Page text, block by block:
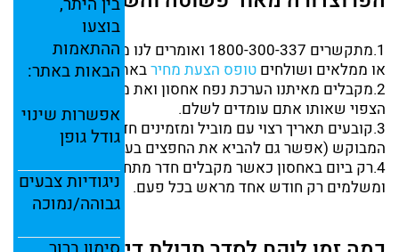
בוצעו
ההתאמות
הבאותבאתר:
אפשרות שינוי
גודלגופן
ניגודיותצבעים
גבוהה/נמוכה
1.מתקשרים 1800-300-337 ואומרים לנו מה יש לכם לאחסן
או ממלאים ושולחים טופס הצעת מחירבאתר.
2.מקבלים מאיתנו הערכת נפח אחסון ואת מחיר החודשי
הצפוי שאותו אתם עומדים לשלם.
3.קובעים תאריך רצוי עם מוביל ומזמינים חדר פרטי בגודל
המבוקש (אפשר גם להביא את החפצים בעצמכם)
4.רק ביום באחסון כאשר מקבלים חדר מתחילים את השכירות
ומשלמים רק חודש אחד מראש בכל פעם.